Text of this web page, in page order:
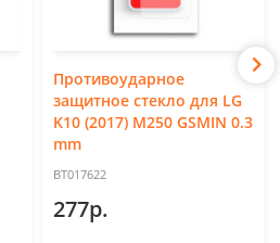
Противоударное
защитное стекло для LG
K10 (2017) M250 GSMIN 0.3
mm
BT017622
277р.